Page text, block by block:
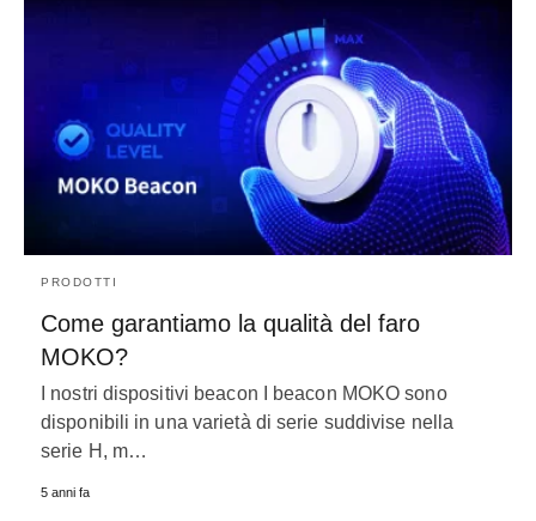
PRODOTTI
Come garantiamo la qualità del faro
MOKO?
I nostri dispositivi beacon I beacon MOKO sono
disponibili in una varietà di serie suddivise nella
serie H, m…
5 anni fa